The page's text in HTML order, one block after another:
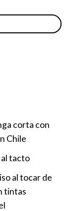
corta con
Chile
tacto
al tocar de
tintas